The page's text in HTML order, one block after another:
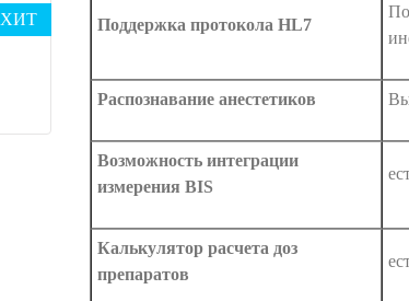
ХИТ Поддержка протокола HL7
Распознавание анестетиков
Возможность интеграции
измерения BIS
Калькулятор расчета доз
препаратов